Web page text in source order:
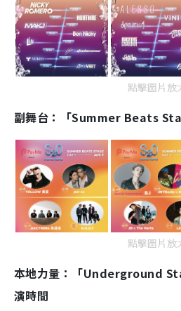
點擊圖片放
副舞台：「Summer Beats
點擊圖片放
本地力量：「Underground
演時間